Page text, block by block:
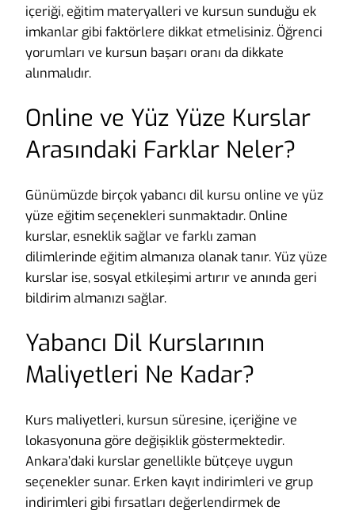
içeriği, eğitim materyalleri ve kursun sunduğu ek
imkanlar gibi faktörlere dikkat etmelisiniz. Öğrenci
yorumları ve kursun başarı oranı da dikkate
alınmalıdır.
Online ve Yüz Yüze Kurslar
Arasındaki Farklar Neler?
Günümüzde birçok yabancı dil kursu online ve yüz
yüze eğitim seçenekleri sunmaktadır. Online
kurslar, esneklik sağlar ve farklı zaman
dilimlerinde eğitim almanıza olanak tanır. Yüz yüze
kurslar ise, sosyal etkileşimi artırır ve anında geri
bildirim almanızı sağlar.
Yabancı Dil Kurslarının
Maliyetleri Ne Kadar?
Kurs maliyetleri, kursun süresine, içeriğine ve
lokasyonuna göre değişiklik göstermektedir.
Ankara’daki kurslar genellikle bütçeye uygun
seçenekler sunar. Erken kayıt indirimleri ve grup
indirimleri gibi fırsatları değerlendirmek de